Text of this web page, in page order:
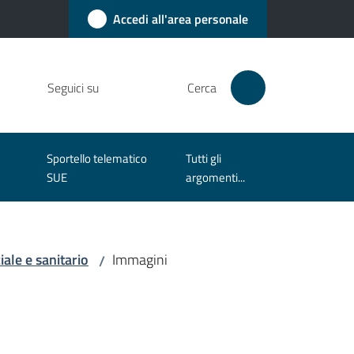
Accedi all'area personale
Seguici su Cerca
Sportello telematico
SUE
Tutti gli
argomenti...
e sanitario / Immagini